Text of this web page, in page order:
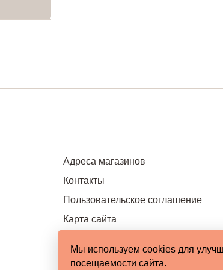
Адреса магазинов
Контакты
Пользовательское соглашение
Карта сайта
Мы используем cookies для
посещаемости сайта.